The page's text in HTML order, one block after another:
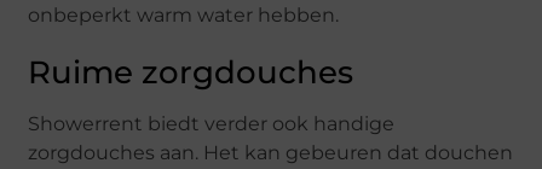
onbeperkt warm water hebben.
Ruime zorgdouches
Showerrent biedt verder ook handige
zorgdouches aan. Het kan gebeuren dat douchen